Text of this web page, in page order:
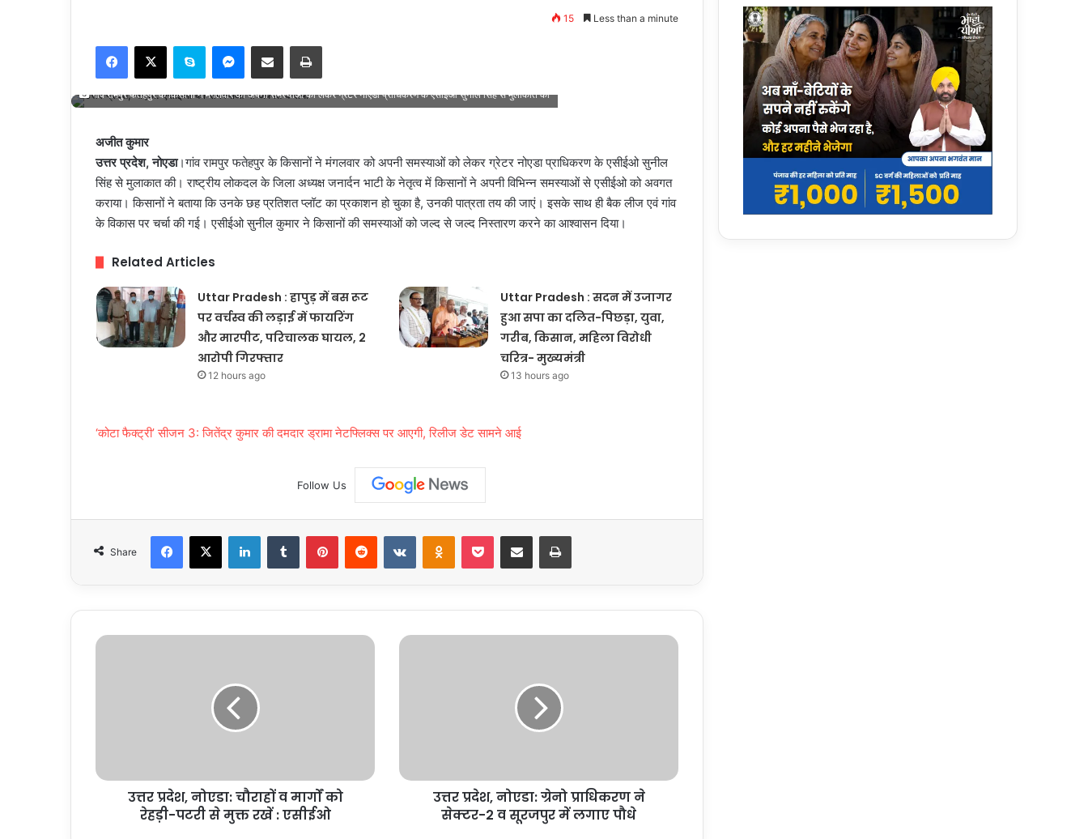
15 Less than a minute
Facebook
X Skype Messenger
Share via Email Print
गांव रामपुर फतेहपुर के किसानों ने मंगलवार को अपनी समस्याओं को लेकर ग्रेटर नोएडा प्राधिकरण के एसीईओ सुनील सिंह से मुलाकात की
अजीत कुमार
उत्तर प्रदेश, नोएडा।गांव रामपुर फतेहपुर के किसानों ने मंगलवार को अपनी समस्याओं को लेकर ग्रेटर नोएडा प्राधिकरण के एसीईओ सुनील
सिंह से मुलाकात की। राष्ट्रीय लोकदल के जिला अध्यक्ष जनार्दन भाटी के नेतृत्व में किसानों ने अपनी विभिन्न समस्याओं से एसीईओ को अवगत
कराया। किसानों ने बताया कि उनके छह प्रतिशत प्लॉट का प्रकाशन हो चुका है, उनकी पात्रता तय की जाएं। इसके साथ ही बैक लीज एवं गांव
के विकास पर चर्चा की गई। एसीईओ सुनील कुमार ने किसानों की समस्याओं को जल्द से जल्द निस्तारण करने का आश्वासन दिया।
Related Articles
Uttar Pradesh : हापुड़ में बस रूट
पर वर्चस्व की लड़ाई में फायरिंग
और मारपीट, परिचालक घायल, 2
आरोपी गिरफ्तार
12 hours ago
Uttar Pradesh : सदन में उजागर
हुआ सपा का दलित-पिछड़ा, युवा,
गरीब, किसान, महिला विरोधी
चरित्र- मुख्यमंत्री
13 hours ago
‘कोटा फैक्ट्री’ सीजन 3: जितेंद्र कुमार की दमदार ड्रामा नेटफ्लिक्स पर आएगी, रिलीज डेट सामने आई
Follow Us
Share
Facebook
X LinkedInTumblr PinterestReddit VKontakteOdnoklassniki
Pocket Share via Email Print
उत्तर
पटरी
उत्तर प्रदेश, नोएडा: चौराहों व मार्गों को
रेहड़ी-पटरी से मुक्त रखें : एसीईओ
उत्तर
सूरजपुर
उत्तर प्रदेश, नोएडा: ग्रेनो प्राधिकरण ने
सेक्टर-2 व सूरजपुर में लगाए पौधे